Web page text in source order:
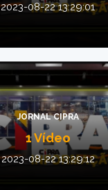
2023-08-22 13:29:01
JORNAL CIPRA
1 Vídeo
2023-08-22 13:29:12